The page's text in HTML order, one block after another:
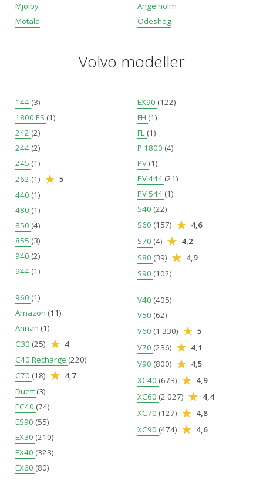
Mjölby
Motala
Ängelholm
Ödeshög
Volvo modeller
144 (3)
1800 ES (1)
242 (2)
244 (2)
245 (1)
262 (1)
5
440 (1)
480 (1)
850 (4)
855 (3)
940 (2)
944 (1)
960 (1)
Amazon (11)
Annan (1)
C30 (25)
4
C40 Recharge (220)
C70 (18)
4,7
Duett (3)
EC40 (74)
ES90 (55)
EX30 (210)
EX40 (323)
EX60 (80)
EX90 (122)
FH (1)
FL (1)
P 1800 (4)
PV (1)
PV 444 (21)
PV 544 (1)
S40 (22)
S60 (157)
4,6
S70 (4)
4,2
S80 (39)
4,9
S90 (102)
V40 (405)
V50 (62)
V60 (1 330)
5
V70 (236)
4,1
V90 (800)
4,5
XC40 (673)
4,9
XC60 (2 027)
4,4
XC70 (127)
4,8
XC90 (474) 4,6